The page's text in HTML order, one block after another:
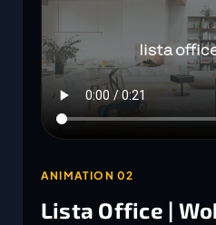
ANIMATION 02
Lista Office |